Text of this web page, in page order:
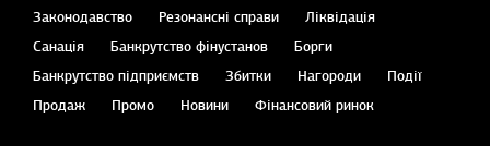
Законодавство Резонансні справи
Ліквідація
Санація
Банкрутство фінустанов
Борги
Банкрутство підприємств
Збитки Нагороди
Події
Продаж
Промо Новини Фінансовий ринок